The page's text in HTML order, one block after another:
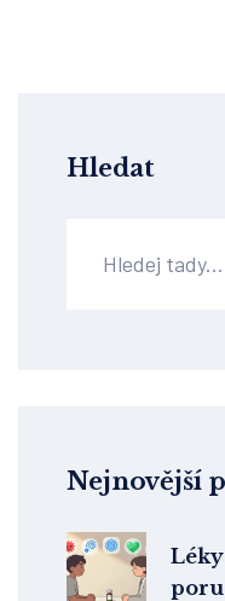
Hledat
Nejnovější